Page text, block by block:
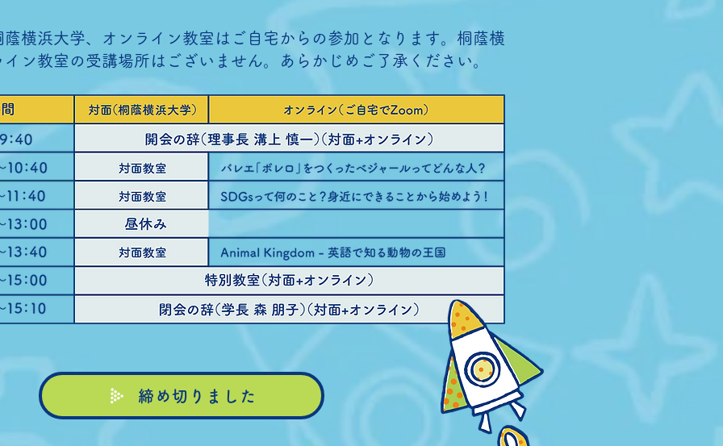
横浜大学、オンライン教室はご自宅からの参加となります。桐蔭横
ン教室の受講場所はございません。あらかじめご了承ください。
締め切りました